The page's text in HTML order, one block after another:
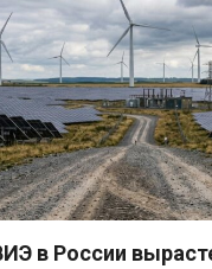
расширили
портфель
СЭС
Португалии
до
397
МВт
в России